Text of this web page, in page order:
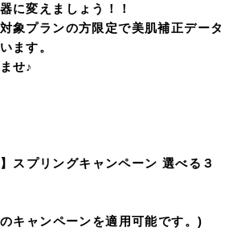
に変えましょう！！
象プランの方限定で美肌補正データ
ます。
せ♪
スプリングキャンペーン 選べる３
ャンペーンを適用可能です。)